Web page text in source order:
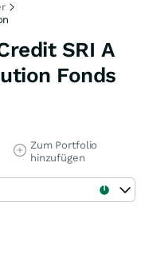
SRI A
Fonds
Zum Portfolio
hinzufügen